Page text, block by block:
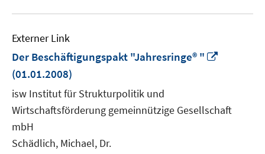
Externer Link
Der Beschäftigungspakt "Jahresringe® "
(01.01.2008)
isw Institut für Strukturpolitik und
Wirtschaftsförderung gemeinnützige Gesellschaft
mbH
Schädlich, Michael, Dr.